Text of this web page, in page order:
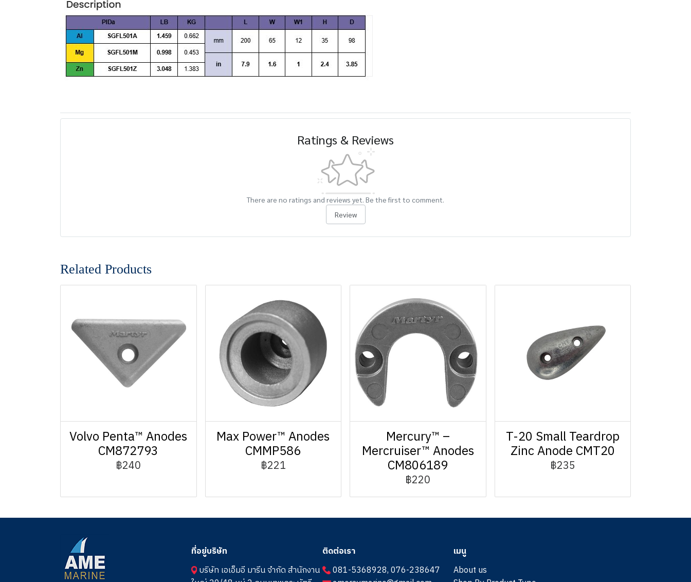
Ratings & Reviews
There are no ratings and reviews yet. Be the first to comment.
Review
Related Products
Volvo Penta™ Anodes
CM872793
฿240
Max Power™ Anodes
CMMP586
฿221
Mercury™ –
Mercruiser™ Anodes
CM806189
฿220
T-20 Small Teardrop
Zinc Anode CMT20
฿235
ที่อยู่บริษัท
บริษัท เอเอ็มอี มารีน จำกัด สำนักงาน
ติดต่อเรา
081-5368928,076-238647
เมนู
About us